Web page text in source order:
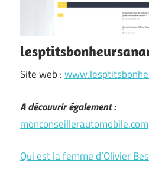
Site web :
A découvrir également :
monconseillerautomobile.com
Qui est la femme d’Olivier